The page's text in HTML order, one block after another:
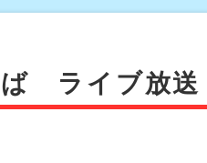
ば ライブ放送